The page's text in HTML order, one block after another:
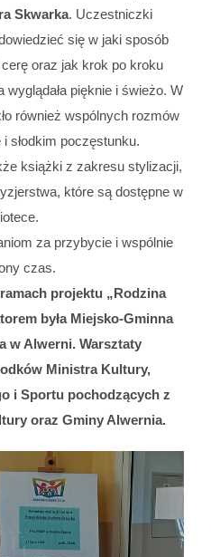
Skwarka. Uczestniczki
się w jaki sposób
cerę oraz jak krok po kroku
pięknie i świeżo. W
również wspólnych rozmów
słodkim poczęstunku.
książki z zakresu stylizacji,
które są dostępne w
za przybycie i wspólnie
czas.
projektu „Rodzina
była Miejsko-Gminna
w Alwerni. Warsztaty
Ministra Kultury,
i Sportu pochodzących z
oraz Gminy Alwernia.